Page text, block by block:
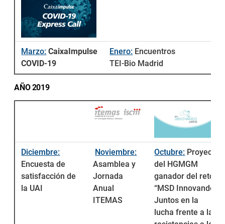
Marzo: CaixaImpulse
COVID-19
Enero: Encuentros
TEI-Bio Madrid
AÑO 2019
Diciembre:
Encuesta de
satisfacción de
la UAI
Noviembre:
Asamblea y
Jornada
Anual
ITEMAS
Octubre: Proyecto
del HGMGM
ganador del reto
“MSD Innovando
Juntos en la
lucha frente a las